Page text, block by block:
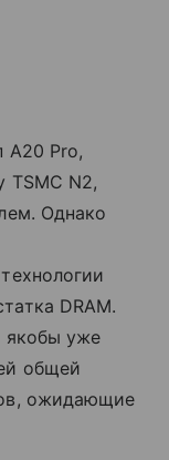
A20 Pro,
TSMC N2,
Однако
DRAM.
якобы уже
общей
ожидающие